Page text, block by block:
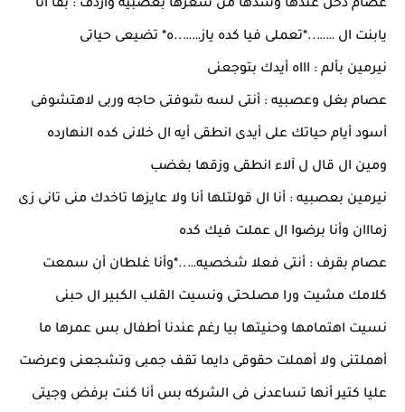
عصام دخل عندها وشدها من شعرها بعصبيه واردف : بقا أنا
يابنت ال ……..*تعملى فيا كده ياز……..ه* تضيعى حياتى
نيرمين بألم : اااه أيدك بتوجعنى
عصام بغل وعصبيه : أنتى لسه شوفتى حاجه وربى لاهتشوفى
أسود أيام حياتك على أيدى انطقى أيه ال خلانى كده النهارده
ومين ال قال ل آلاء انطقى وزقها بغضب
نيرمين بعصبيه : أنا ال قولتلها أنا ولا عايزها تاخدك منى تانى زى
زمااان وأنا برضوا ال عملت فيك كده
عصام بقرف : أنتى فعلا شخصيه…..*وأنا غلطان أن سمعت
كلامك مشيت ورا مصلحتى ونسيت القلب الكبير ال حبنى
نسيت اهتمامها وحنيتها بيا رغم عندنا أطفال بس عمرها ما
أهملتنى ولا أهملت حقوقى دايما تقف جمبى وتشجعنى وعرضت
عليا كتير أنها تساعدنى فى الشركه بس أنا كنت برفض وجيتى